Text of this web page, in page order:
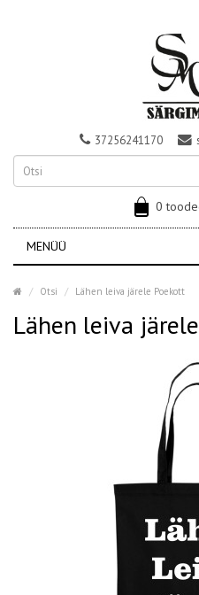
37256241170
0
MENÜÜ
Otsi Lähen leiva järele Poekott
Lähen leiva